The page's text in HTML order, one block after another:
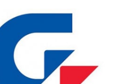
VIDEO
APŽVALGOS
ŽAIDIMAI